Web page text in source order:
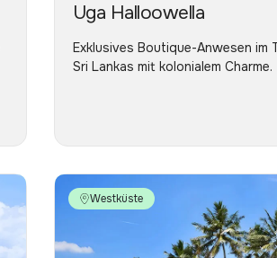
Uga Halloowella
Exklusives Boutique-Anwesen im
Sri Lankas mit kolonialem Charme.
Westküste